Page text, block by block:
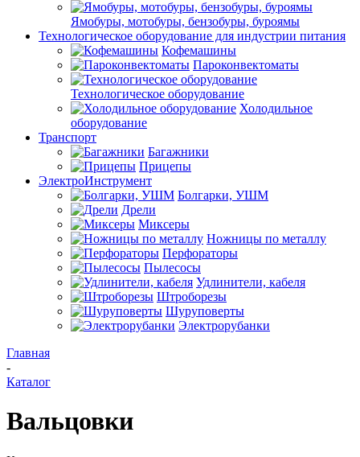
Ямобуры, мотобуры, бензобуры, буроямы
Технологическое оборудование для индустрии питания
Кофемашины
Пароконвектоматы
Технологическое оборудование
Холодильное
оборудование
Транспорт
Багажники
Прицепы
ЭлектроИнструмент
Болгарки, УШМ
Дрели
Миксеры
Ножницы по металлу
Перфораторы
Пылесосы
Удлинители, кабеля
Штроборезы
Шуруповерты
Электрорубанки
Главная
-
Каталог
Вальцовки